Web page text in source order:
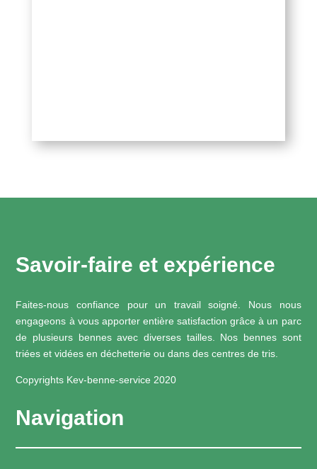
Savoir-faire et expérience
Faites-nous confiance pour un travail soigné. Nous nous
engageons à vous apporter entière satisfaction grâce à un parc
de plusieurs bennes avec diverses tailles. Nos bennes sont
triées et vidées en déchetterie ou dans des centres de tris.
Copyrights Kev-benne-service 2020
Navigation